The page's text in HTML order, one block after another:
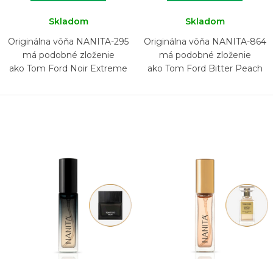
Skladom
Originálna vôňa NANITA-295
má podobné zloženie
ako Tom Ford Noir Extreme
Skladom
Originálna vôňa NANITA-864
má podobné zloženie
ako Tom Ford Bitter Peach